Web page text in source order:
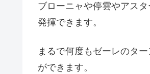
ブローニャや停雲やアス
発揮できます。
まるで何度もゼーレのタ
ができます。